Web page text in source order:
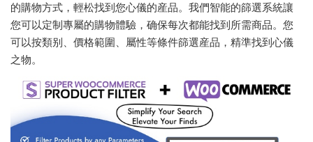
的購物方式，輕松找到您心儀的産品。我們智能的篩選系統讓
您可以定制專屬的購物體驗，确保每次都能找到所需商品。您
可以按類别、價格範圍、屬性等條件篩選産品，精準找到心儀
之物。